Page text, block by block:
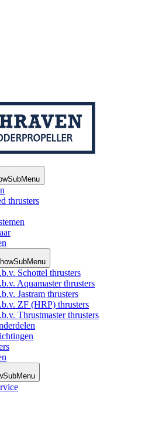
thrusters
Schottel thrusters
Aquamaster thrusters
Jastram thrusters
ZF (HRP) thrusters
Thrustmaster thrusters